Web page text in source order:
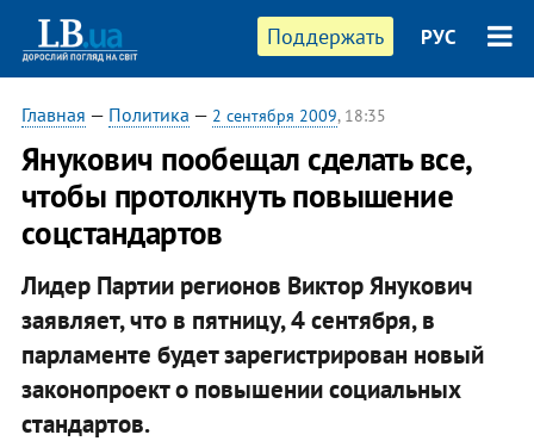
Поддержать РУС
Главная — Политика — 2 сентября 2009, 18:35
Янукович пообещал сделать все,
чтобы протолкнуть повышение
соцстандартов
Лидер Партии регионов Виктор Янукович
заявляет, что в пятницу, 4 сентября, в
парламенте будет зарегистрирован новый
законопроект о повышении социальных
стандартов.